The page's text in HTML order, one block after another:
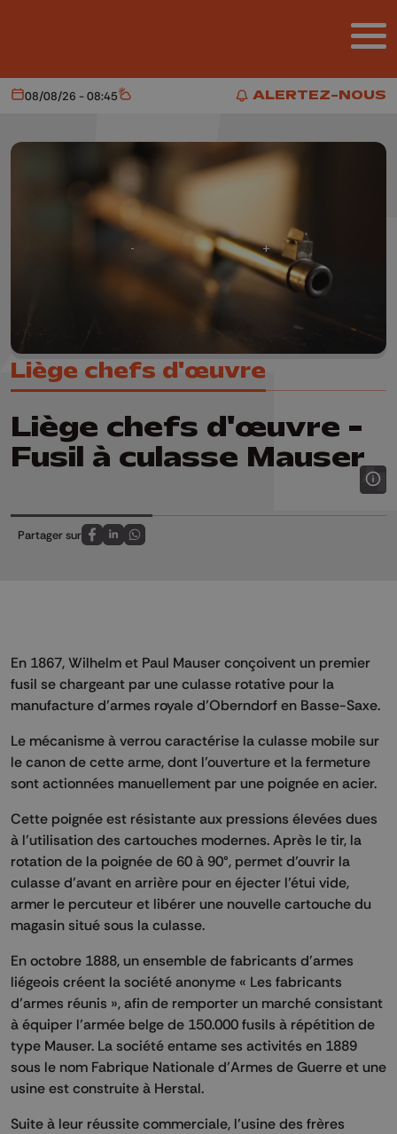
ALERTEZ-NOUS
ALERTEZ-NOUS
Aujourd'hui
08/08/26 - 08:45 Météo
Liège chefs d'œuvre
Liège chefs d'œuvre -
Fusil à culasse Mauser
Partager sur
Partagez sur FaceBook
Partagez sur LinkedIn
Partagez sur Whatsapp
En 1867, Wilhelm et Paul Mauser conçoivent un premier
fusil se chargeant par une culasse rotative pour la
manufacture d’armes royale d’Oberndorf en Basse-Saxe.
Le mécanisme à verrou caractérise la culasse mobile sur
le canon de cette arme, dont l’ouverture et la fermeture
sont actionnées manuellement par une poignée en acier.
Cette poignée est résistante aux pressions élevées dues
à l’utilisation des cartouches modernes. Après le tir, la
rotation de la poignée de 60 à 90°, permet d’ouvrir la
culasse d’avant en arrière pour en éjecter l’étui vide,
armer le percuteur et libérer une nouvelle cartouche du
magasin situé sous la culasse.
En octobre 1888, un ensemble de fabricants d’armes
liégeois créent la société anonyme « Les fabricants
d’armes réunis », afin de remporter un marché consistant
à équiper l’armée belge de 150.000 fusils à répétition de
type Mauser. La société entame ses activités en 1889
sous le nom Fabrique Nationale d’Armes de Guerre et une
usine est construite à Herstal.
Suite à leur réussite commerciale, l’usine des frères